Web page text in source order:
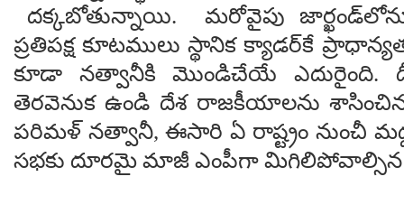
దక్కబోతున్నాయి. మరోవైపు జార్ఖండ్‌లోనూ
ప్రతిపక్ష కూటములు స్థానిక క్యాడర్‌కే
కూడా నత్వానీకి మొండిచేయే ఎదురైంది.
తెరవెనుక ఉండి దేశ రాజకీయాలను
పరిమళ్ నత్వానీ, ఈసారి ఏ రాష్ట్రం నుంచీ
సభకు దూరమై మాజీ ఎంపీగా మిగిలిపోవాల్సిన